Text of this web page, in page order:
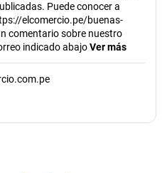
Puede conocer a
elcomercio.pe/buenas-
comentario sobre nuestro
indicado abajoVer más